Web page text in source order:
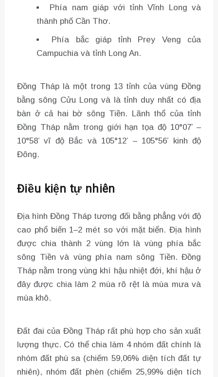
Phía nam giáp với tỉnh Vĩnh Long và
thành phố Cần Thơ.
Phía bắc giáp tỉnh Prey Veng của
Campuchia và tỉnh Long An.
Đồng Tháp là một trong 13 tỉnh của vùng Đồng
bằng sông Cửu Long và là tỉnh duy nhất có địa
bàn ở cả hai bờ sông Tiền. Lãnh thổ của tỉnh
Đồng Tháp nằm trong giới hạn tọa độ 10°07’ –
10°58’ vĩ độ Bắc và 105°12’ – 105°56’ kinh độ
Đông.
Điều kiện tự nhiên
Địa hình Đồng Tháp tương đối bằng phẳng với độ
cao phổ biến 1–2 mét so với mặt biển. Địa hình
được chia thành 2 vùng lớn là vùng phía bắc
sông Tiền và vùng phía nam sông Tiền. Đồng
Tháp nằm trong vùng khí hậu nhiệt đới, khí hậu ở
đây được chia làm 2 mùa rõ rệt là mùa mưa và
mùa khô.
Đất đai của Đồng Tháp rất phù hợp cho sản xuất
lượng thực. Có thể chia làm 4 nhóm đất chính là
nhóm đất phù sa (chiếm 59,06% diện tích đất tự
nhiên), nhóm đất phèn (chiếm 25,99% diện tích